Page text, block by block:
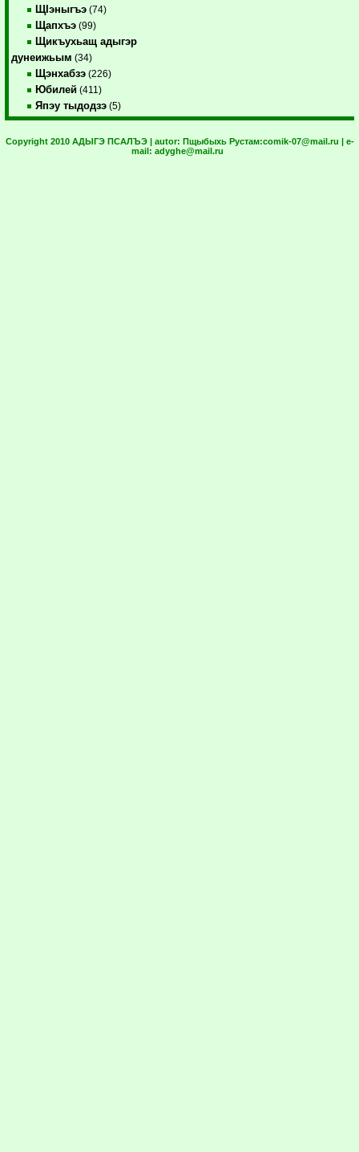
ЩIэныгъэ (74)
Щапхъэ (99)
Щикъухьащ адыгэр
дунеижьым (34)
Щэнхабзэ (226)
Юбилей (411)
Япэу тыдодзэ (5)
Copyright 2010 АДЫГЭ ПСАЛЪЭ | autor: Пщыбыхь Рустам:comik-07@mail.ru | e-
mail: adyghe@mail.ru